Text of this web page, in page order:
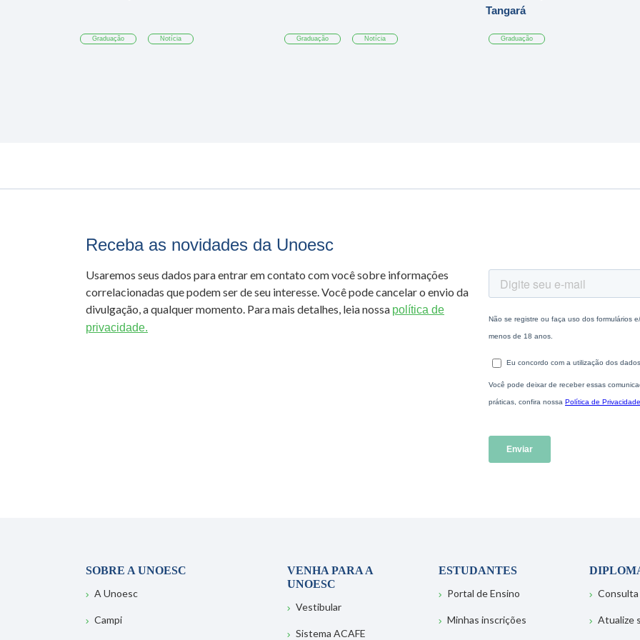
Graduação Notícia Graduação Notícia
Tangará
Graduação
Receba as novidades da Unoesc
Usaremos seus dados para entrar em contato com você sobre informações
correlacionadas que podem ser de seu interesse. Você pode cancelar o envio da
divulgação, a qualquer momento. Para mais detalhes, leia nossa política de
privacidade.
SOBRE A UNOESC
A Unoesc
Campi
VENHA PARA A
UNOESC
Vestibular
Sistema ACAFE
ESTUDANTES
Portal de Ensino
Minhas inscrições
Consulta
Atualize